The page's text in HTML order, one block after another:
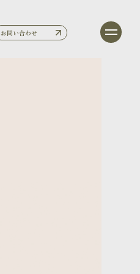
お問い合わせ